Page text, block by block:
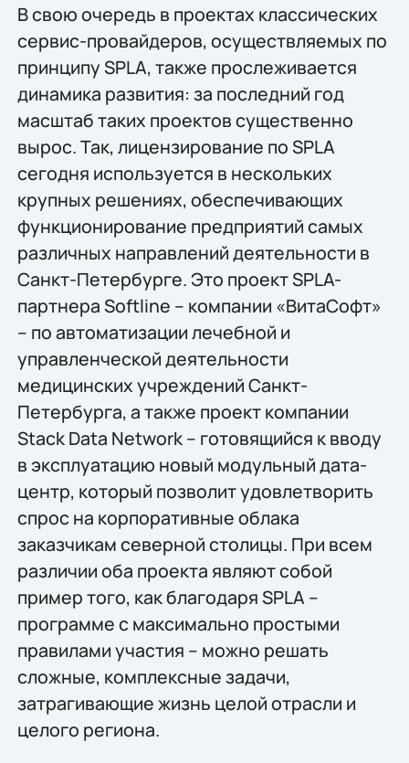
В свою очередь в проектах классических
сервис-провайдеров, осуществляемых по
принципу SPLA, также прослеживается
динамика развития: за последний год
масштаб таких проектов существенно
вырос. Так, лицензирование по SPLA
сегодня используется в нескольких
крупных решениях, обеспечивающих
функционирование предприятий самых
различных направлений деятельности в
Санкт-Петербурге. Это проект SPLA-
партнера Softline – компании «ВитаСофт»
– по автоматизации лечебной и
управленческой деятельности
медицинских учреждений Санкт-
Петербурга, а также проект компании
Stack Data Network – готовящийся к вводу
в эксплуатацию новый модульный дата-
центр, который позволит удовлетворить
спрос на корпоративные облака
заказчикам северной столицы. При всем
различии оба проекта являют собой
пример того, как благодаря SPLA –
программе с максимально простыми
правилами участия – можно решать
сложные, комплексные задачи,
затрагивающие жизнь целой отрасли и
целого региона.